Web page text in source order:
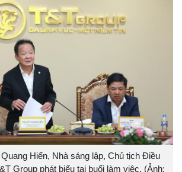
Hiển, Nhà sáng lập, Chủ tịch Điều
Group phát biểu tại buổi làm việc. (Ảnh: